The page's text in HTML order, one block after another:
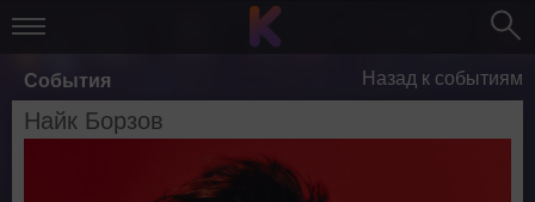
События Назад к событиям
Найк Борзов